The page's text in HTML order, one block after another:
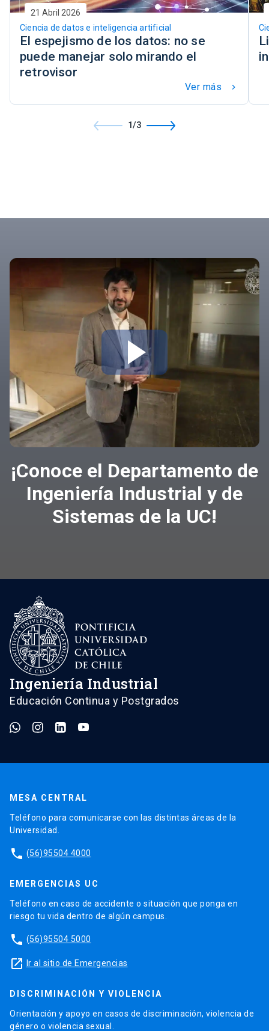
21 Abril 2026
Ciencia de datos e inteligencia artificial
El espejismo de los datos: no se
puede manejar solo mirando el
retrovisor
Ver más keyboard_arrow_right
1/3
¡Conoce el Departamento de
Ingeniería Industrial y de
Sistemas de la UC!
Ingeniería Industrial
Educación Continua y Postgrados
MESA CENTRAL
Teléfono para comunicarse con las distintas áreas de la
Universidad.
phone (56)95504 4000
EMERGENCIAS UC
Teléfono en caso de accidente o situación que ponga en
riesgo tu vida dentro de algún campus.
phone (56)95504 5000
launch Ir al sitio de Emergencias
DISCRIMINACIÓN Y VIOLENCIA
Orientación y apoyo en casos de discriminación, violencia de
género o violencia sexual.